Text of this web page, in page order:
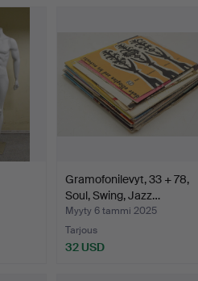
Gramofonilevyt, 33 + 78,
Soul, Swing, Jazz…
Myyty 6 tammi 2025
Tarjous
32 USD